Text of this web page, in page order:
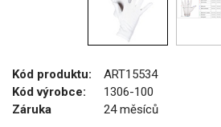
Kód produktu:
ART15534
Kód výrobce:
1306-100
Záruka
24 měsíců